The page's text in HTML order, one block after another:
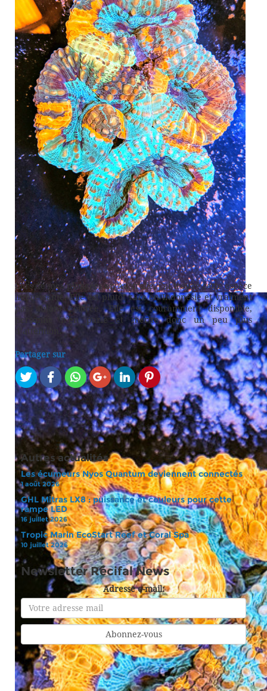
Artic sunset Lobophyllia pachysepta
Lors de mes plongées en Australie, j’ai trouvé cette espèce
intéressante. Elle est plutôt rare en Indonésie et vraiment
pas autant colorée. Elle est couramment disponible,
personne n’en parle et mérite donc un peu plus
d’attention.
Partager sur
Autres actualités
Les écumeurs Nyos Quantum deviennent connectés
1 août 2026
GHL Mitras LX8 : puissance et couleurs pour cette
rampe LED
16 juillet 2026
Tropic Marin EcoStart Reef et Coral Spa
10 juillet 2026
Newsletter Récifal News
Adresse e-mail: